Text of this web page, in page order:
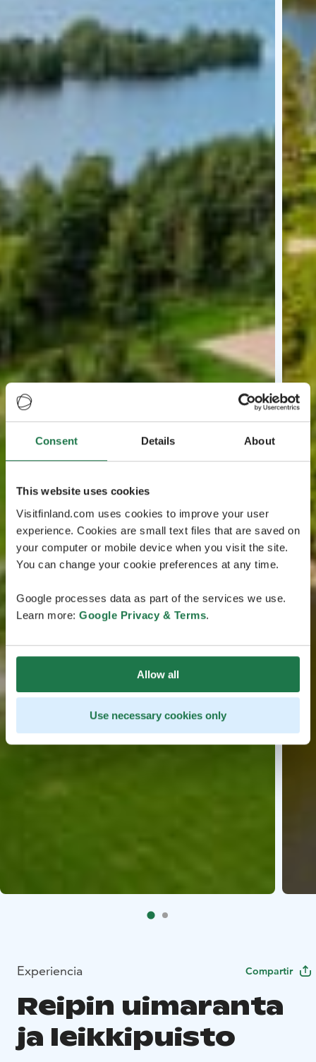
Consent Details About
This website uses cookies
Visitfinland.com uses cookies to improve your user
experience. Cookies are small text files that are saved on
your computer or mobile device when you visit the site.
You can change your cookie preferences at any time.
Google processes data as part of the services we use.
Learn more: Google Privacy & Terms.
Allow all
Use necessary cookies only
Experiencia Compartir
Reipin uimaranta
ja leikkipuisto